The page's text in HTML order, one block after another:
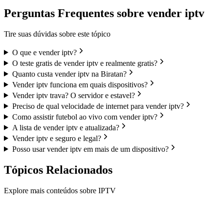
Perguntas Frequentes sobre vender iptv
Tire suas dúvidas sobre este tópico
O que e vender iptv?
O teste gratis de vender iptv e realmente gratis?
Quanto custa vender iptv na Biratan?
Vender iptv funciona em quais dispositivos?
Vender iptv trava? O servidor e estavel?
Preciso de qual velocidade de internet para vender iptv?
Como assistir futebol ao vivo com vender iptv?
A lista de vender iptv e atualizada?
Vender iptv e seguro e legal?
Posso usar vender iptv em mais de um dispositivo?
Tópicos Relacionados
Explore mais conteúdos sobre IPTV